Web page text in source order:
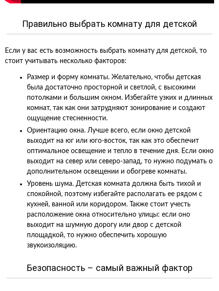
Правильно выбрать комнату для детской
Если у вас есть возможность выбрать комнату для детской, то
стоит учитывать несколько факторов:
Размер и форму комнаты. Желательно, чтобы детская
была достаточно просторной и светлой, с высокими
потолками и большим окном. Избегайте узких и длинных
комнат, так как они затрудняют зонирование и создают
ощущение стесненности.
Ориентацию окна. Лучше всего, если окно детской
выходит на юг или юго-восток, так как это обеспечит
оптимальное освещение и тепло в течение дня. Если окно
выходит на север или северо-запад, то нужно подумать о
дополнительном освещении и обогреве комнаты.
Уровень шума. Детская комната должна быть тихой и
спокойной, поэтому избегайте располагать ее рядом с
кухней, ванной или коридором. Также стоит учесть
расположение окна относительно улицы: если оно
выходит на шумную дорогу или двор с детской
площадкой, то нужно обеспечить хорошую
звукоизоляцию.
Безопасность – самый важный фактор